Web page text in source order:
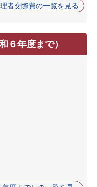
者交際費の一覧を見る
６年度まで）